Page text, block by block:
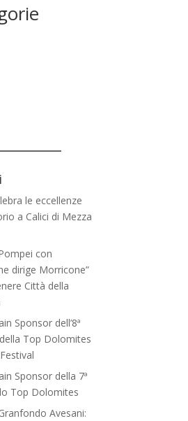
le eccellenze
a Calici di Mezza
con
dirige Morricone”
Città della
Sponsor dell’8ª
Top Dolomites
Sponsor della 7ª
Top Dolomites
Avesani: